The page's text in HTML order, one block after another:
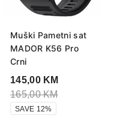
Muški Pametni sat
MADOR K56 Pro
Crni
145,00 KM
165,00KM
SAVE 12%